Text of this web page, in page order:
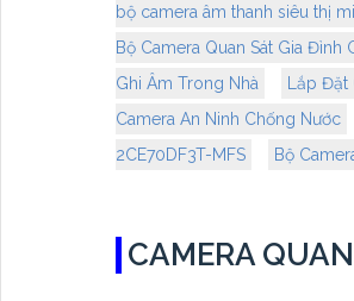
bộ camera âm thanh siêu thị
Bộ Camera Quan Sát Gia Đình
Ghi Âm Trong Nhà
Lắp
Camera An Ninh Chống Nước
2CE70DF3T-MFS
Bộ
CAMERA